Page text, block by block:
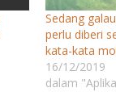
Sedang
perlu diberi
kata-kata
16/12/2019
dalam